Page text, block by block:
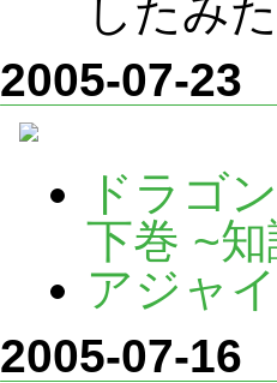
したみ
2005-07-23
ドラゴ
下巻 ~
アジャ
2005-07-16